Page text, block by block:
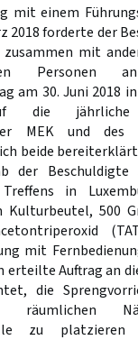
mit einem
2018 forderte der
zusammen mit
Personen
am 30. Juni 2018
die jährliche
MEK und des
beide
der Beschuldigte
in
500
mit
erteilte Auftrag an
die
räumlichen
zu